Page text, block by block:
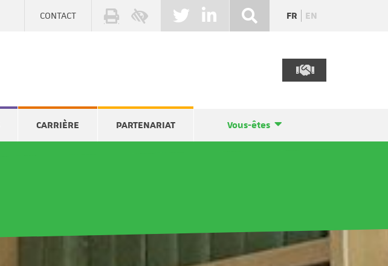
CONTACT FR EN
CARRIÈRE PARTENARIAT Vous-êtes